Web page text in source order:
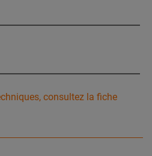
consultez la fiche